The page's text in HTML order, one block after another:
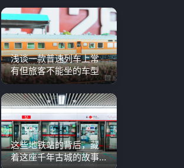
浅谈一款普速列车上常
有但旅客不能坐的车型
这些地铁站的背后，藏
着这座千年古城的故事…